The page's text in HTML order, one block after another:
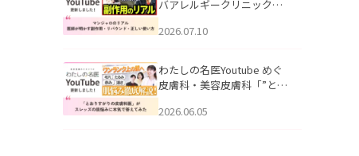
バアレルギークリニック札
医師が明かす副作用・リバ
公開いたしました。
2026.07.10
わたしの名医Youtube めぐ
皮膚科・美容皮膚科「”とお
ッズの肌悩みに本気で答え
2026.06.05